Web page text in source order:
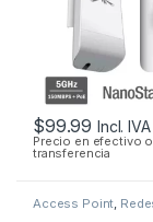
POE
$99.99 Incl. IVA
Precio en efectivo o
transferencia
Access Point,